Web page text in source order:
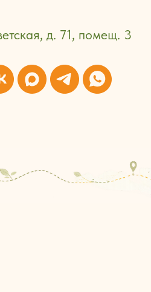
д. 71, помещ. 3